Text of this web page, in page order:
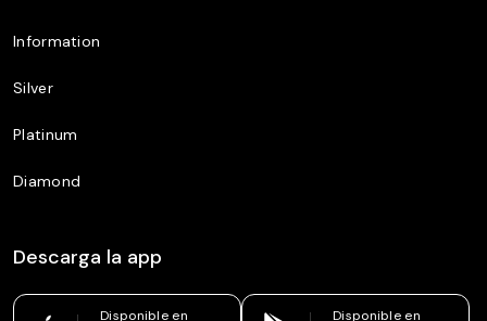
Information
Silver
Platinum
Diamond
Descarga la app
Disponible en Disponible en